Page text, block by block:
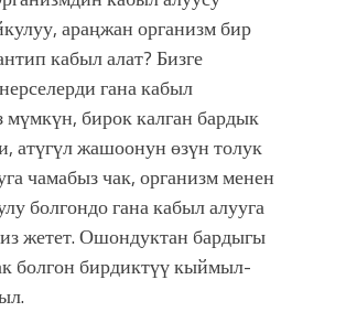
араңжан организм бир
кабыл алат? Бизге
гана кабыл
бирок калган бардык
атүгүл жашоонун өзүн толук
чамабыз чак, организм менен
болгондо гана кабыл алууга
жетет. Ошондуктан бардыгы
болгон бирдиктүү кыймыл-